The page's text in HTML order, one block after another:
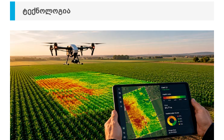
ᲢᲔᲥᲜᲝᲚᲝᲒᲘᲐ